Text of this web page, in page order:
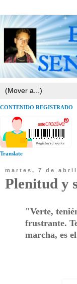
CONTENIDO REGISTRADO
Translate
martes, 7 de abril
Plenitud y
"Verte,
frustrante.
marcha, es